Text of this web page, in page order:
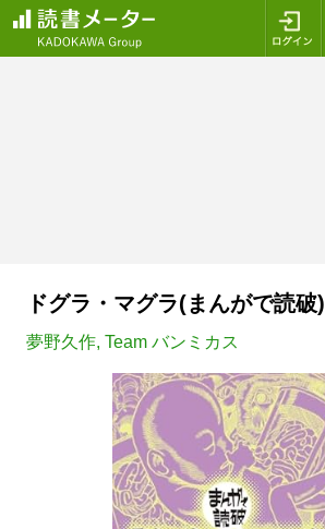
ドグラ・マグラ(まんがで読破)
夢野久作, Team バンミカス